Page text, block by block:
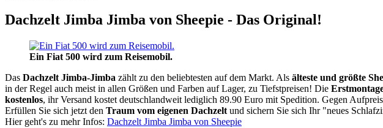
Dachzelt Jimba Jimba von Sheepie - Das Original!
Ein Fiat 500 wird zum Reisemobil.
Das Dachzelt Jimba-Jimba zählt zu den beliebtesten auf dem Markt. Als älteste und größte
in der Regel auch meist in allen Größen und Farben auf Lager, zu Tiefstpreisen! Die
kostenlos, ihr Versand kostet deutschlandweit lediglich 89.90 Euro mit Spedition. Gegen
Erfüllen Sie sich jetzt den Traum vom eigenen Dachzelt und sichern Sie sich Ihr "neues
Hier geht's zu mehr Infos: Dachzelt Jimba Jimba von Sheepie